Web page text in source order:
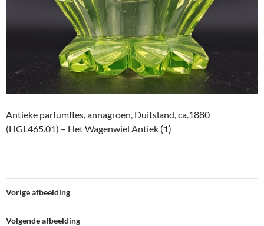
Antieke parfumfles, annagroen, Duitsland, ca.1880
(HGL465.01) – Het Wagenwiel Antiek (1)
Vorige afbeelding
Volgende afbeelding